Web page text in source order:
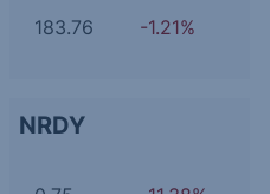
183.76 -1.21%
NRDY